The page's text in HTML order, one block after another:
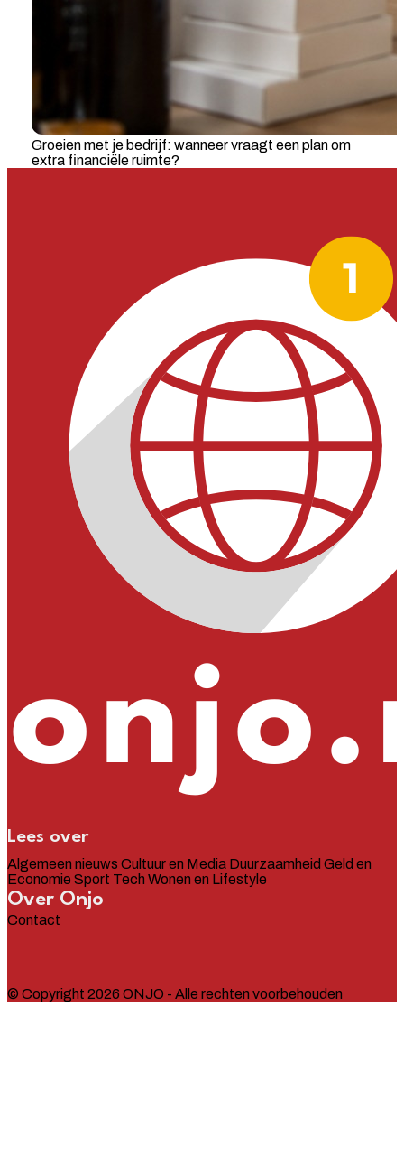
Groeien met je bedrijf: wanneer vraagt een plan om
extra financiële ruimte?
Lees over
Algemeen nieuws Cultuur en Media Duurzaamheid Geld en
Economie Sport Tech Wonen en Lifestyle
Over Onjo
Contact
© Copyright 2026 ONJO - Alle rechten voorbehouden